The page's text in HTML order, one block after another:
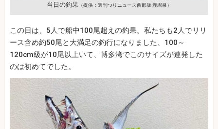
当日の釣果（提供：週刊つりニュース西部版 赤堀泉）
この日は、5人で船中100尾超えの釣果。私たちも2人でリリ
ース含め約50尾と大満足の釣行になりました、100～
120cm級が10尾以上いて、博多湾でこのサイズが連発した
のは初めてでした。